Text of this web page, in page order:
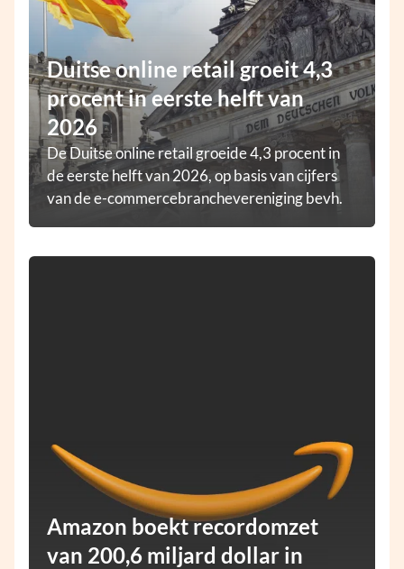
Duitse online retail groeit 4,3
procent in eerste helft van
2026
De Duitse online retail groeide 4,3 procent in
de eerste helft van 2026, op basis van cijfers
van de e-commercebranchevereniging bevh.
Amazon boekt recordomzet
van 200,6 miljard dollar in